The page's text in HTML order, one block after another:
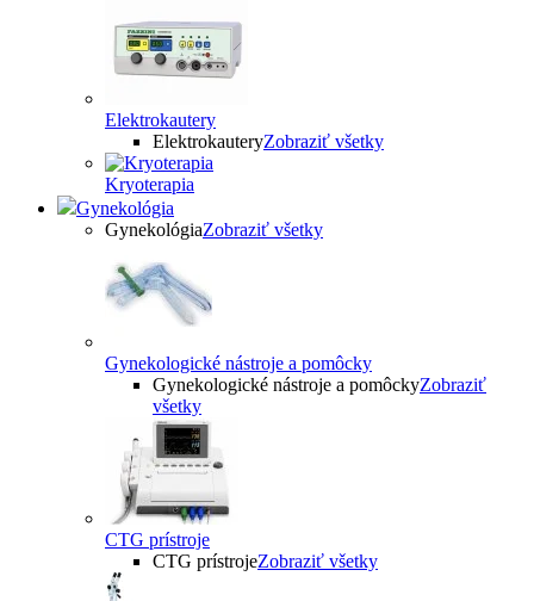
Elektrokautery
ElektrokauteryZobraziť všetky
Kryoterapia
Gynekológia
GynekológiaZobraziť všetky
Gynekologické nástroje a pomôcky
Gynekologické nástroje a pomôckyZobraziť
všetky
CTG prístroje
CTG prístrojeZobraziť všetky